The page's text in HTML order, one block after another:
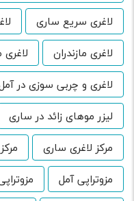
لاغری سریع ساری
لاغری مازندران
لاغری
لاغری و چربی سوزی در
لیزر موهای زائد در ساری
مرکز لاغری ساری
مزوتراپی آمل